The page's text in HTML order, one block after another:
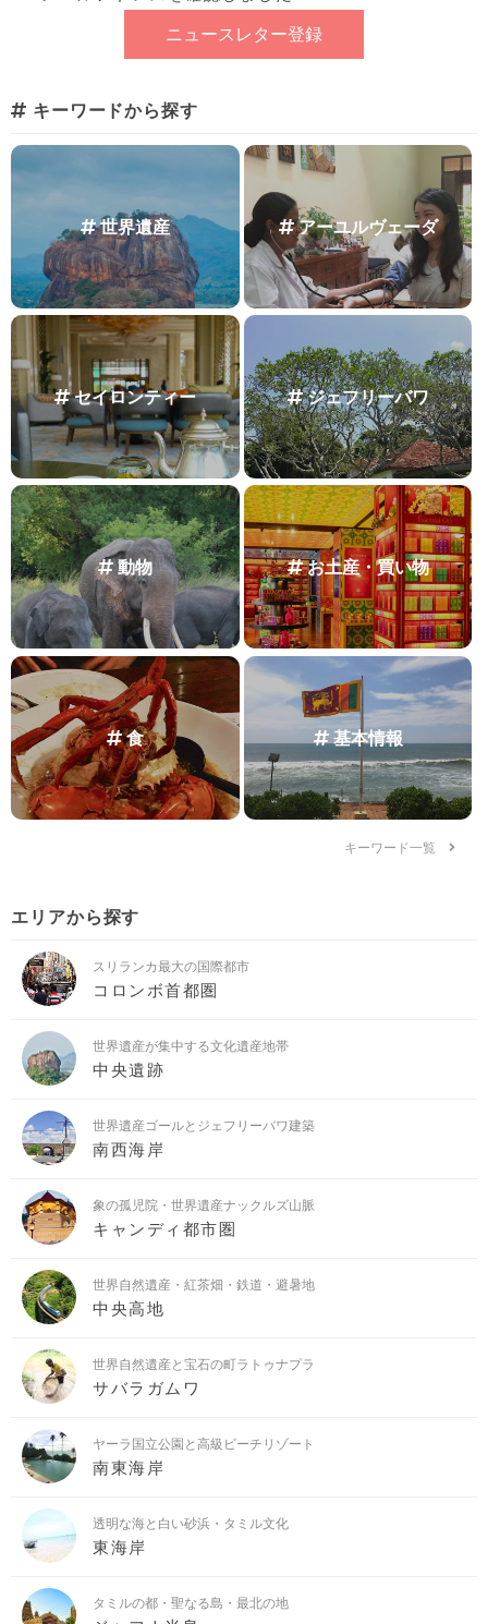
キーワードから探す
世界遺産 アーユルヴェーダ
セイロンティー ジェフリーバワ
動物 お土産・買い物
食 基本情報
キーワード一覧
エリアから探す
スリランカ最大の国際都市
コロンボ首都圏
世界遺産が集中する文化遺産地帯
中央遺跡
世界遺産ゴールとジェフリーバワ建築
南西海岸
象の孤児院・世界遺産ナックルズ山脈
キャンディ都市圏
世界自然遺産・紅茶畑・鉄道・避暑地
中央高地
世界自然遺産と宝石の町ラトゥナプラ
サバラガムワ
ヤーラ国立公園と高級ビーチリゾート
南東海岸
透明な海と白い砂浜・タミル文化
東海岸
タミルの都・聖なる島・最北の地